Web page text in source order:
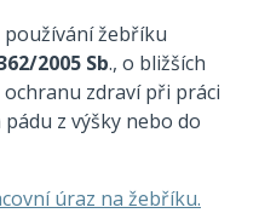
používání žebříku
2005 Sb., o bližších
zdraví při práci
z výšky nebo do
úraz na žebříku.